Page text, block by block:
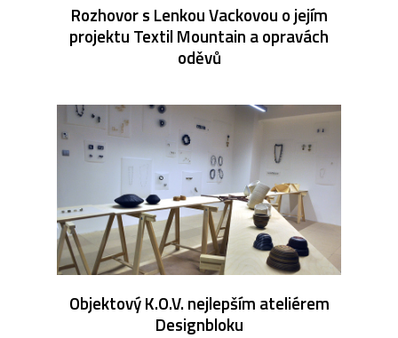
Rozhovor s Lenkou Vackovou o jejím
projektu Textil Mountain a opravách
oděvů
Objektový K.O.V. nejlepším ateliérem
Designbloku